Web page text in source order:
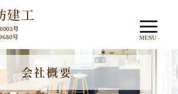
MENU
会社概要